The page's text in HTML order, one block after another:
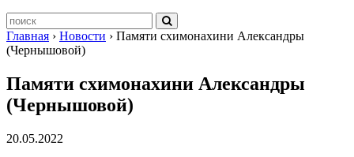
Главная › Новости › Памяти схимонахини Александры
(Чернышовой)
Памяти схимонахини Александры
(Чернышовой)
20.05.2022